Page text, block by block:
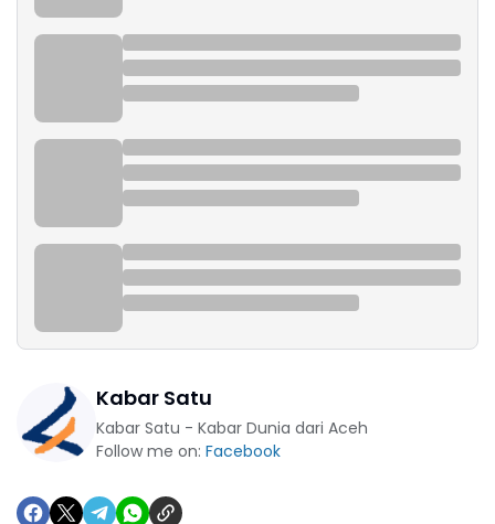
Kabar Satu
Kabar Satu - Kabar Dunia dari Aceh
Follow me on: Facebook